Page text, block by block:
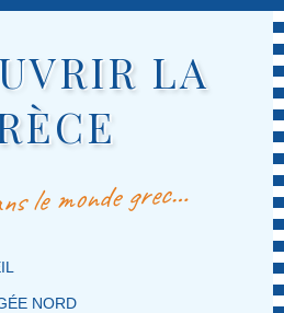
LA
le monde grec…
PRINCIPALE
SECONDAIRE
NORD